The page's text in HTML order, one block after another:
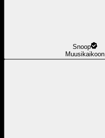
Snoop
Muusikaikoon